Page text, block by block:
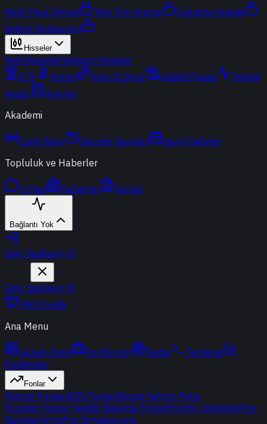
Akıllı Para Sinyali
Ters Fon Arama
Çakışma Analizi
Sektör Rotasyonu
Hisseler
Yerli HisselerYabancı Hisseler
ETF
Kripto Altın & Döviz Vadeli Piyasa
Teknik
Analiz
Araçlar
Akademi
Canlı Yayın Geçmiş Yayınlar
Yayın Takvimi
Topluluk ve Haberler
t-Chat Haberler Yazılar
Bağlantı Yok
Giriş YapKayıt Ol
Giriş YapKayıt Ol
PRO Üyelik
Ana Menu
Günün Özeti Portföyüm Radar
Terminal
Endeksler
Fonlar
Yatırım FonlarıBES FonlarıBorsa Yatırım Fonu
Popüler Fonlar YeniBir Bakışta FonlarPortföy ŞirketleriFon
KarşılaştırmaFon Simülasyonu